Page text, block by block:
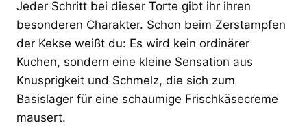
Jeder Schritt bei dieser Torte gibt ihr ihren
besonderen Charakter. Schon beim Zerstampfen
der Kekse weißt du: Es wird kein ordinärer
Kuchen, sondern eine kleine Sensation aus
Knusprigkeit und Schmelz, die sich zum
Basislager für eine schaumige Frischkäsecreme
mausert.